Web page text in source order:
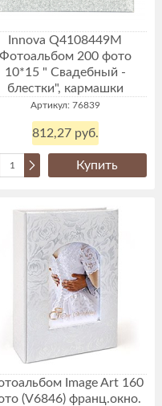
Innova Q4108449M
Фотоальбом 200 фото
10*15 " Свадебный -
блестки", кармашки
Артикул: 76839
812,27 руб.
Купить
Image Art 160
(V6846) франц.окно.